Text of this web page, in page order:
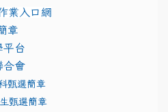
業入口網
modules/
章
平台
合會
甄選簡章
甄選簡章